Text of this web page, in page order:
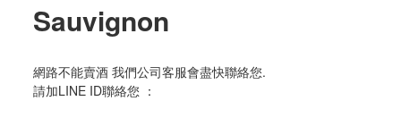
Sauvignon
網路不能賣酒 我們公司客服會盡快聯絡您.
請加LINE ID聯絡您 ：